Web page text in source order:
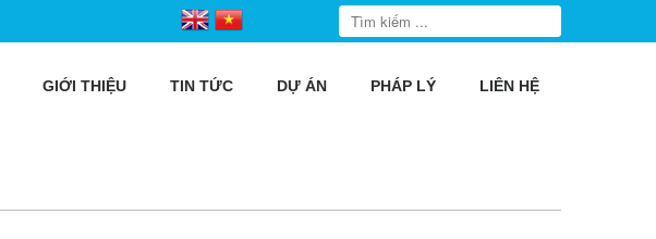
GIỚI THIỆU TIN TỨC DỰ ÁN PHÁP LÝ LIÊN HỆ